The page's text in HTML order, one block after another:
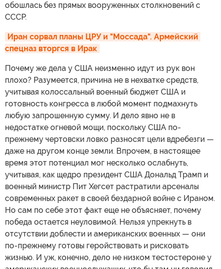
обошлась без прямых вооруженных столкновений с
СССР.
Иран сорвал планы ЦРУ и "Моссада". Армейский
спецназ вторгся в Ирак
Почему же дела у США неизменно идут из рук вон
плохо? Разумеется, причина не в нехватке средств,
учитывая колоссальный военный бюджет США и
готовность конгресса в любой момент подмахнуть
любую запрошенную сумму. И дело явно не в
недостатке огневой мощи, поскольку США по-
прежнему чертовски ловко разносят цели вдребезги —
даже на другом конце земли. Впрочем, в настоящее
время этот потенциал мог несколько ослабнуть,
учитывая, как щедро президент США Дональд Трамп и
военный министр Пит Хегсет растратили арсеналы
современных ракет в своей бездарной войне с Ираном.
Но сам по себе этот факт еще не объясняет, почему
победа остается неуловимой. Нельзя упрекнуть в
отсутствии доблести и американских военных — они
по-прежнему готовы геройствовать и рисковать
жизнью. И уж, конечно, дело не низком тестостероне у